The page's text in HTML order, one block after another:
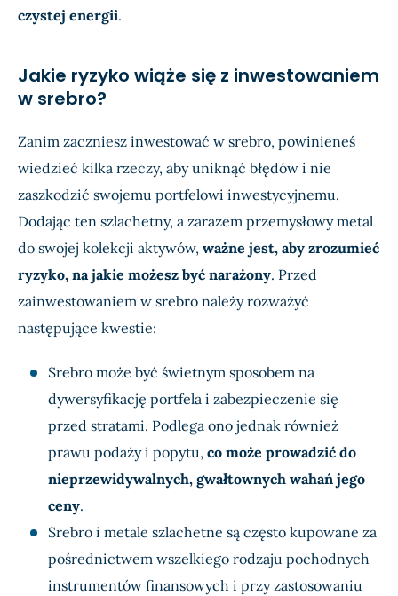
czystej energii.
Jakie ryzyko wiąże się z inwestowaniem
w srebro?
Zanim zaczniesz inwestować w srebro, powinieneś
wiedzieć kilka rzeczy, aby uniknąć błędów i nie
zaszkodzić swojemu portfelowi inwestycyjnemu.
Dodając ten szlachetny, a zarazem przemysłowy metal
do swojej kolekcji aktywów, ważne jest, aby zrozumieć
ryzyko, na jakie możesz być narażony. Przed
zainwestowaniem w srebro należy rozważyć
następujące kwestie:
Srebro może być świetnym sposobem na
dywersyfikację portfela i zabezpieczenie się
przed stratami. Podlega ono jednak również
prawu podaży i popytu, co może prowadzić do
nieprzewidywalnych, gwałtownych wahań jego
ceny.
Srebro i metale szlachetne są często kupowane za
pośrednictwem wszelkiego rodzaju pochodnych
instrumentów finansowych i przy zastosowaniu